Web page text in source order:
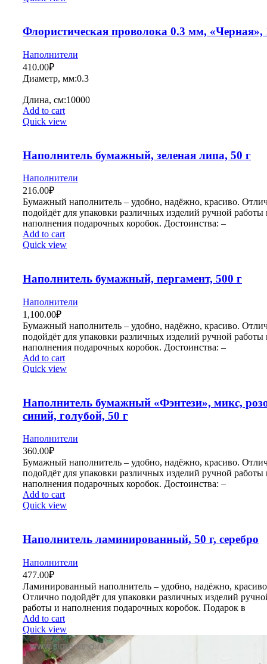
Флористическая проволока 0.3 мм, «Черная»,
Наполнители
410.00₽
Диаметр,
Длина, см:10000
Add to cart
Quick view
Наполнитель бумажный, зеленая липа, 50 г
Наполнители
216.00₽
Бумажный наполнитель – удобно, надёжно, красиво.
подойдёт для упаковки различных изделий ручной работы
наполнения подарочных коробок. Достоинства: –
Add to cart
Quick view
Наполнитель бумажный, пергамент, 500 г
Наполнители
1,100.00₽
Бумажный наполнитель – удобно, надёжно, красиво.
подойдёт для упаковки различных изделий ручной работы
наполнения подарочных коробок. Достоинства: –
Add to cart
Quick view
Наполнитель бумажный «Фэнтези», микс,
синий, голубой, 50 г
Наполнители
360.00₽
Бумажный наполнитель – удобно, надёжно, красиво.
подойдёт для упаковки различных изделий ручной работы
наполнения подарочных коробок. Достоинства: –
Add to cart
Quick view
Наполнитель ламинированный, 50 г, серебро
Наполнители
477.00₽
Ламинированный наполнитель – удобно, надёжно,
Отлично подойдёт для упаковки различных изделий
работы и наполнения подарочных коробок. Подарок в
Add to cart
Quick view